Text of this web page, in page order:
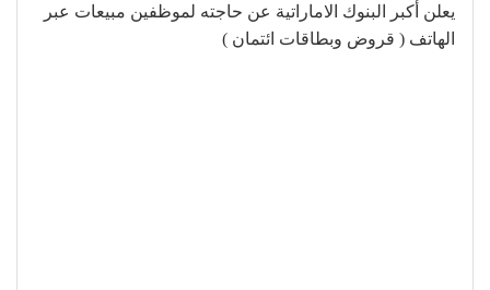
يعلن أكبر البنوك الاماراتية عن حاجته لموظفين مبيعات عبر
الهاتف ( قروض وبطاقات ائتمان )